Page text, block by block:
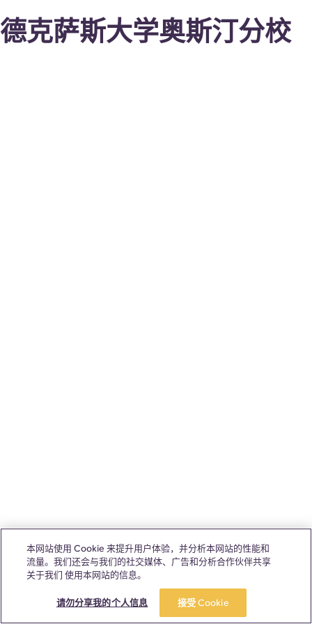
德克萨斯大学奥斯汀分校
本网站使用 Cookie 来提升用户体验，并分析本网站的性能和
流量。我们还会与我们的社交媒体、广告和分析合作伙伴共享
关于我们 使用本网站的信息。
请勿分享我的个人信息 接受 Cookie